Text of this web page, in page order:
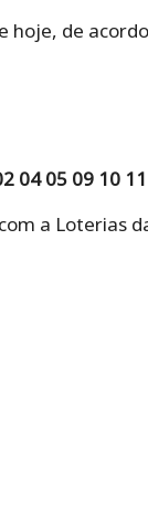
de
04 05 09 10
a Loterias